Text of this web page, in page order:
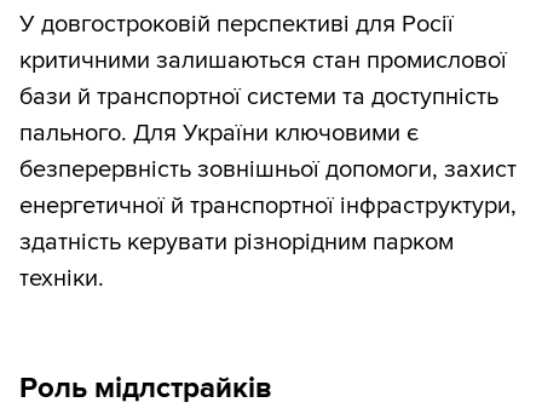
У довгостроковій перспективі для Росії
критичними залишаються стан промислової
бази й транспортної системи та доступність
пального. Для України ключовими є
безперервність зовнішньої допомоги, захист
енергетичної й транспортної інфраструктури,
здатність керувати різнорідним парком
техніки.
Роль мідлстрайків